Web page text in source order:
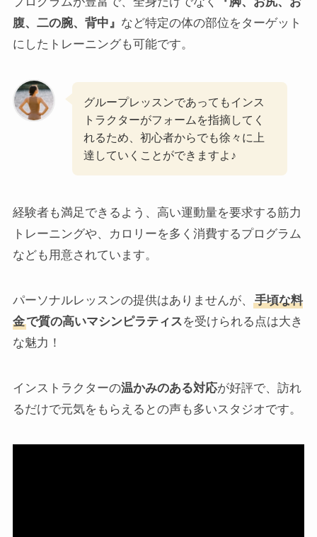
腹、二の腕、背中』 など特定の体の部位をターゲット
にしたトレーニングも可能です。
グループレッスンであってもインス
トラクターがフォームを指摘してく
れるため、初心者からでも徐々に上
達していくことができますよ♪
経験者も満足できるよう、高い運動量を要求する筋力
トレーニングや、カロリーを多く消費するプログラム
なども用意されています。
パーソナルレッスンの提供はありませんが、
手頃な料
金で質の高いマシンピラティスを受けられる点は大き
な魅力！
インストラクターの温かみのある対応が好評で、訪れ
るだけで元気をもらえるとの声も多いスタジオです。